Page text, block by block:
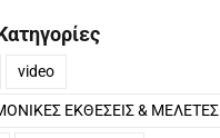
video
ΕΚΘΕΣΕΙΣ & ΜΕΛΕΤΕΣ